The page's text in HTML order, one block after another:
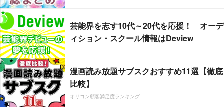
芸能界を志す10代～20代を応援！ オーデ
ィション・スクール情報はDeview
漫画読み放題サブスクおすすめ11選【徹底
比較】
オリコン顧客満足度ランキング